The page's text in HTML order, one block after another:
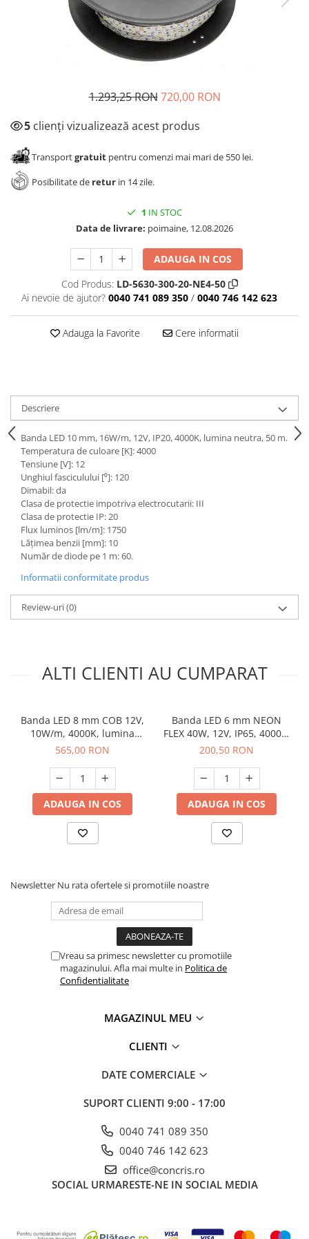
Solutii de curatat & adezivi
Clesti/ patenti
1.293,25 RON 720,00 RON
5 clienți vizualizează acest produs
Transportgratuit pentru comenzi mai mari de 550 lei.
Posibilitate de retur in 14 zile.
1 IN STOC
Data de livrare: poimaine, 12.08.2026
ADAUGA IN COS
Cod Produs: LD-5630-300-20-NE4-50
Ai nevoie de ajutor? 0040 741 089 350 / 0040 746 142 623
Adauga la Favorite Cere informatii
Descriere
Banda LED 10 mm, 16W/m, 12V, IP20, 4000K, lumina neutra, 50 m.
Temperatura de culoare [K]: 4000
Tensiune [V]: 12
Unghiul fasciculului [⁰]: 120
Dimabil: da
Clasa de protectie impotriva electrocutarii: III
Clasa de protectie IP: 20
Flux luminos [lm/m]: 1750
Lățimea benzii [mm]: 10
Număr de diode pe 1 m: 60.
Informatii conformitate produs
Review-uri(0)
ALTI CLIENTI AU CUMPARAT
Banda LED 8 mm COB 12V,
10W/m, 4000K, lumina
neutra, 50 m
565,00 RON
ADAUGA IN COS
Banda LED 6 mm NEON
FLEX 40W, 12V, IP65, 4000K,
lumina neutra, 5 m
200,50 RON
ADAUGA IN COS
Newsletter Nu rata ofertele si promotiile noastre
Vreau sa primesc newsletter cu promotiile
magazinului. Afla mai multe in Politica de
Confidentialitate
MAGAZINUL MEU
CLIENTI
DATE COMERCIALE
SUPORT CLIENTI 9:00 - 17:00
0040 741 089 350
0040 746 142 623
office@concris.ro
SOCIAL URMARESTE-NE IN SOCIAL MEDIA